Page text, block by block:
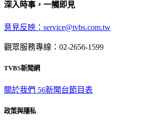
深入時事，一觸即見
意見反映：service@tvbs.com.tw
觀眾服務專線：02-2656-1599
TVBS新聞網
關於我們 56新聞台節目表
政策與隱私